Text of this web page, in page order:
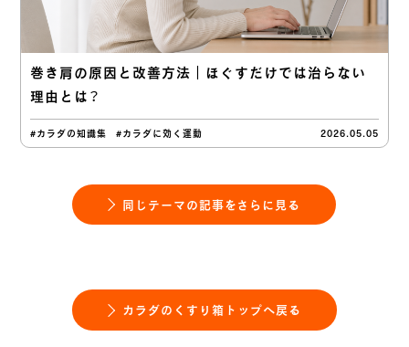
巻き肩の原因と改善方法｜ほぐすだけでは治らない
理由とは？
#カラダの知識集 #カラダに効く運動 2026.05.05
同じテーマの記事をさらに見る
カラダのくすり箱トップへ戻る